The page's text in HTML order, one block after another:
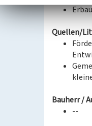
Quellen/
Bauherr /
--